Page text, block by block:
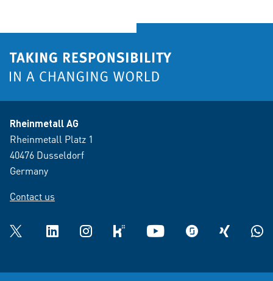
Rheinmetall AG
Rheinmetall Platz 1
40476 Dusseldorf
Germany
Contact us
Twitter LinkedInInstagramkununu YouTube glassdoorXING